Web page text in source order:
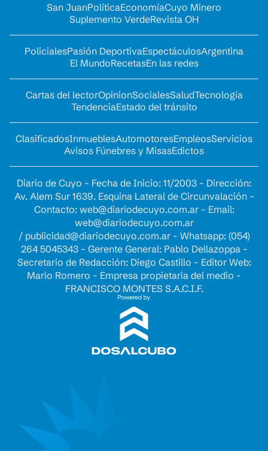
San JuanPolíticaEconomíaCuyo Minero
Suplemento VerdeRevista OH
PolicialesPasión DeportivaEspectáculosArgentina
El MundoRecetasEn las redes
Cartas del lectorOpinionSocialesSaludTecnología
TendenciaEstado del tránsito
ClasificadosInmueblesAutomotoresEmpleosServicios
Avisos Fúnebres y MisasEdictos
Diario de Cuyo - Fecha de Inicio: 11/2003 - Dirección:
Av. Alem Sur 1639. Esquina Lateral de Circunvalación -
Contacto: web@diariodecuyo.com.ar- Email:
web@diariodecuyo.com.ar
/ publicidad@diariodecuyo.com.ar- Whatsapp: (054)
264 5045343 - Gerente General: Pablo Dellazoppa -
Secretario de Redacción: Diego Castillo - Editor Web:
Mario Romero - Empresa propietaria del medio -
FRANCISCO MONTES S.A.C.I.F.